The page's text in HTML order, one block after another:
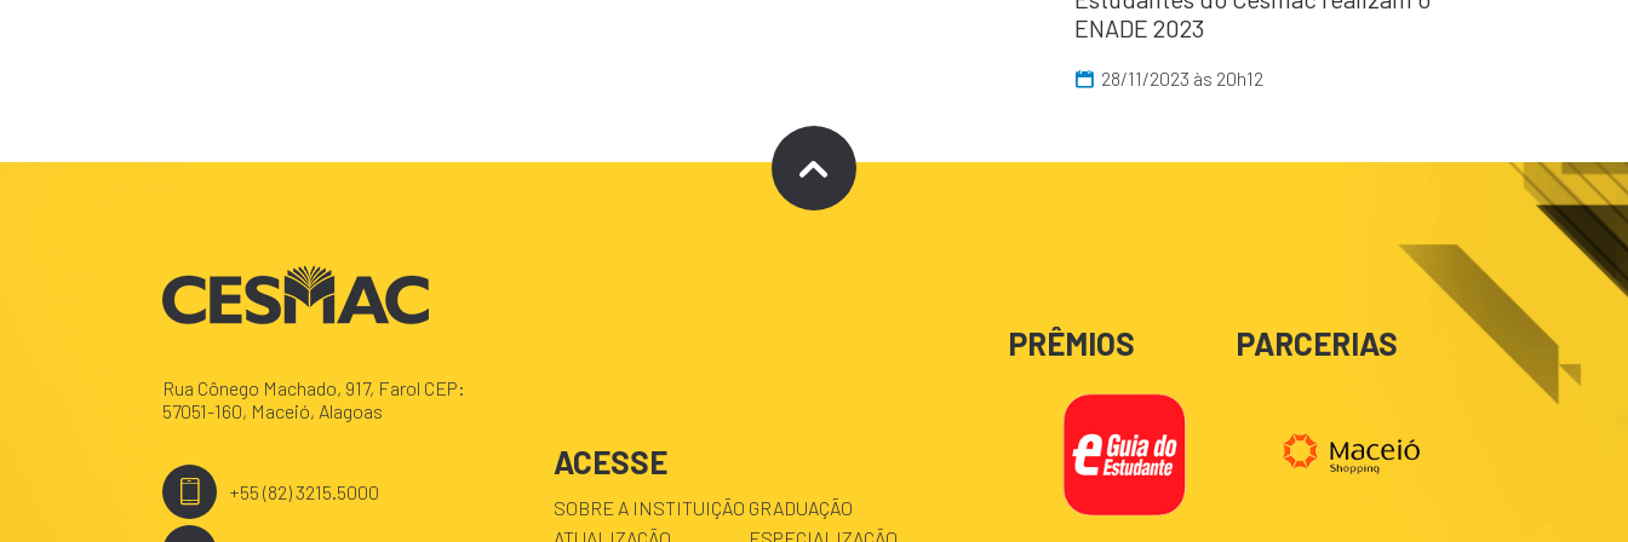
ENADE 2023
28/11/2023 às 20h12
Rua Cônego Machado, 917, Farol CEP:
57051-160, Maceió, Alagoas
+55 (82) 3215.5000
ACESSE
SOBRE A INSTITUIÇÃO GRADUAÇÃO
ATUALIZAÇÃO
ESPECIALIZAÇÃO
PRÊMIOS PARCERIAS